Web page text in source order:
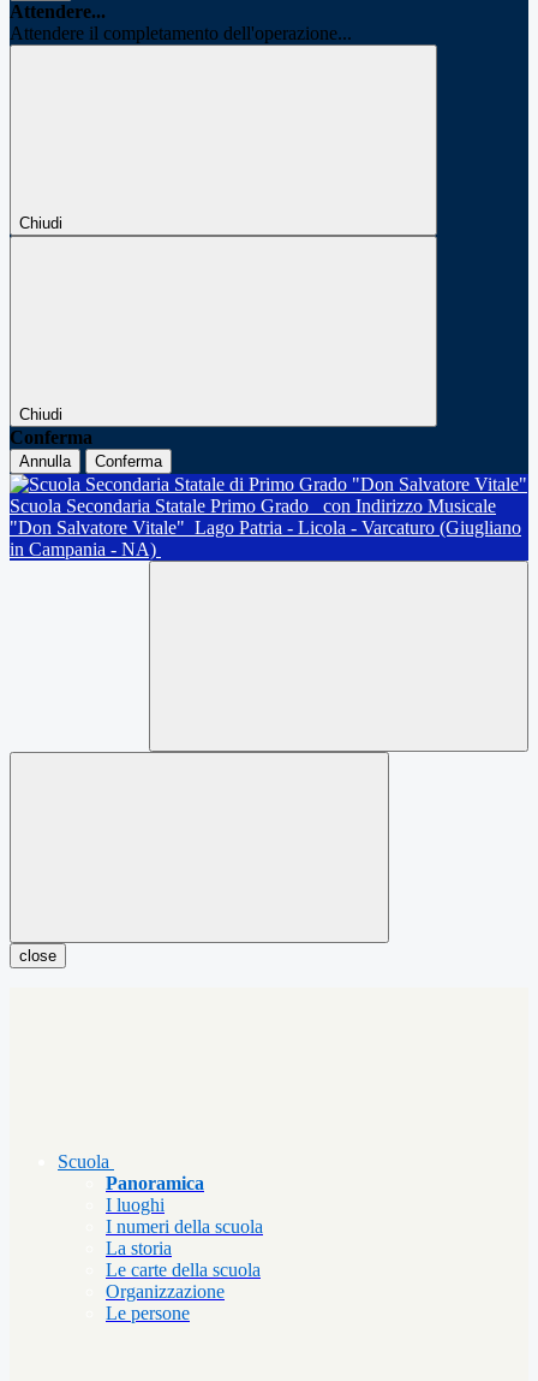
Attendere...
Attendere il completamento dell'operazione...
Chiudi
Chiudi
Conferma
Annulla Conferma
Scuola Secondaria Statale Primo Grado
con Indirizzo Musicale
"Don Salvatore Vitale" Lago Patria - Licola - Varcaturo (Giugliano
in Campania - NA)
close
Scuola
Panoramica
I luoghi
I numeri della scuola
La storia
Le carte della scuola
Organizzazione
Le persone